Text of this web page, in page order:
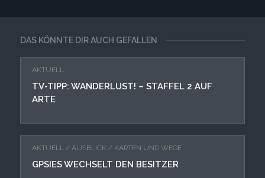
DAS KÖNNTE DIR AUCH GEFALLEN
AKTUELL
TV-TIPP: WANDERLUST! – STAFFEL 2 AUF
ARTE
AKTUELL / AUSBLICK / KARTEN UND WEGE
GPSIES WECHSELT DEN BESITZER